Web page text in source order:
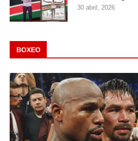
30 abril, 2026
BOXEO